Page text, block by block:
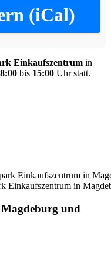
(iCal)
Einkaufszentrum in
8:00 bis 15:00 Uhr statt.
Einkaufszentrum in
und